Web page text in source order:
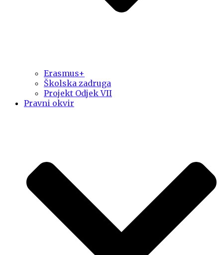
Erasmus+
Školska zadruga
Projekt Odjek VII
Pravni okvir